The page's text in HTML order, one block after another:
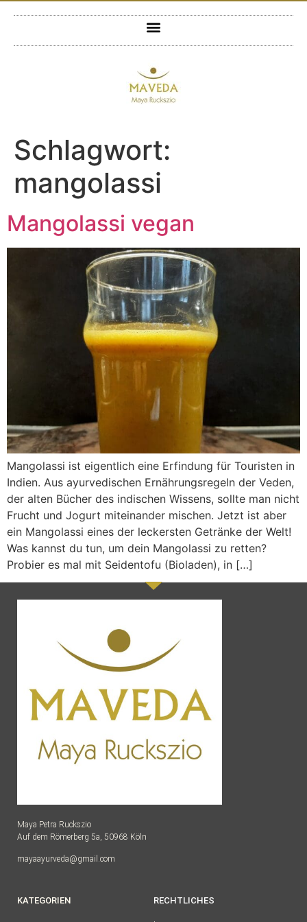
Schlagwort:
mangolassi
Mangolassi vegan
Mangolassi ist eigentlich eine Erfindung für Touristen in
Indien. Aus ayurvedischen Ernährungsregeln der Veden,
der alten Bücher des indischen Wissens, sollte man nicht
Frucht und Jogurt miteinander mischen. Jetzt ist aber
ein Mangolassi eines der leckersten Getränke der Welt!
Was kannst du tun, um dein Mangolassi zu retten?
Probier es mal mit Seidentofu (Bioladen), in […]
Maya Petra Ruckszio
Auf dem Römerberg 5a, 50968 Köln
mayaayurveda@gmail.com
KATEGORIEN RECHTLICHES